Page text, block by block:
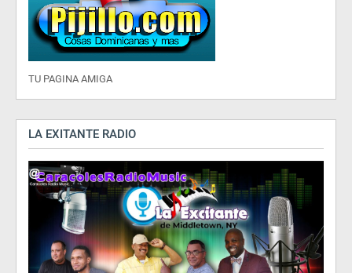
TU PAGINA AMIGA
LA EXITANTE RADIO